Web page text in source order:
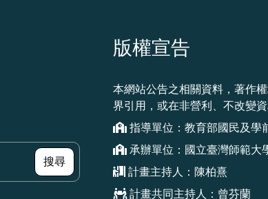
搜尋（另開新視窗）
版權宣告
本網站公告之相關資料，著作
界引用，或在非營利、不改變
指導單位：教育部國民及學
承辦單位：國立臺灣師範大
計畫主持人：陳柏熹
計畫共同主持人：曾芬蘭